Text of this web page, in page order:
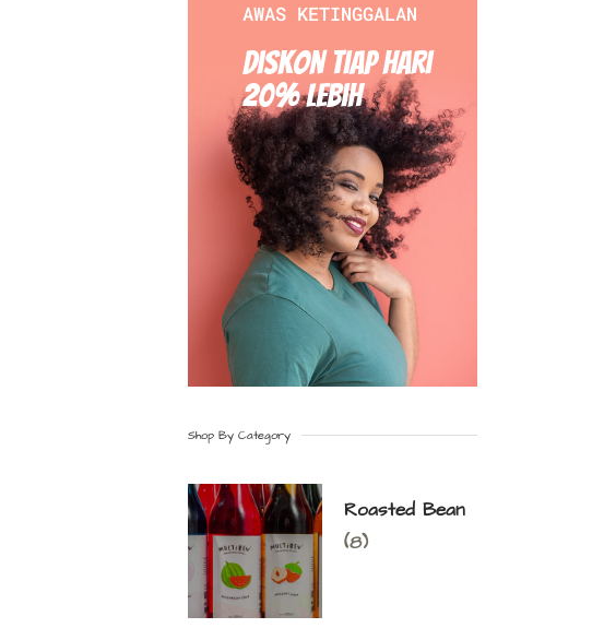
AWAS KETINGGALAN
Diskon Tiap hari
20% Lebih
Shop By Category
Roasted Bean
(8)